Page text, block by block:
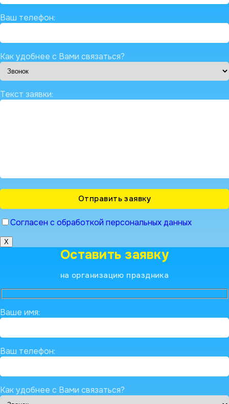
Ваш телефон:
Как удобнее с Вами связаться?
Текст заявки:
Согласен с обработкой персональных данных
X
Оставить заявку
на организацию праздника
Ваше имя:
Ваш телефон:
Как удобнее с Вами связаться?